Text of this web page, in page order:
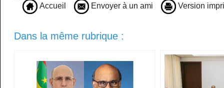
Accueil Envoyer à un ami Version
Dans la même rubrique :